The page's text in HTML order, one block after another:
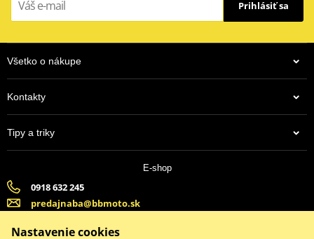
Prihlásiť sa
Všetko o nákupe
Kontakty
Tipy a triky
E-shop
0918 632 245
predajnaba@bbmoto.sk
(Po-Pi 9:00-18:00, So-9:00-15:00)
Nastavenie cookies